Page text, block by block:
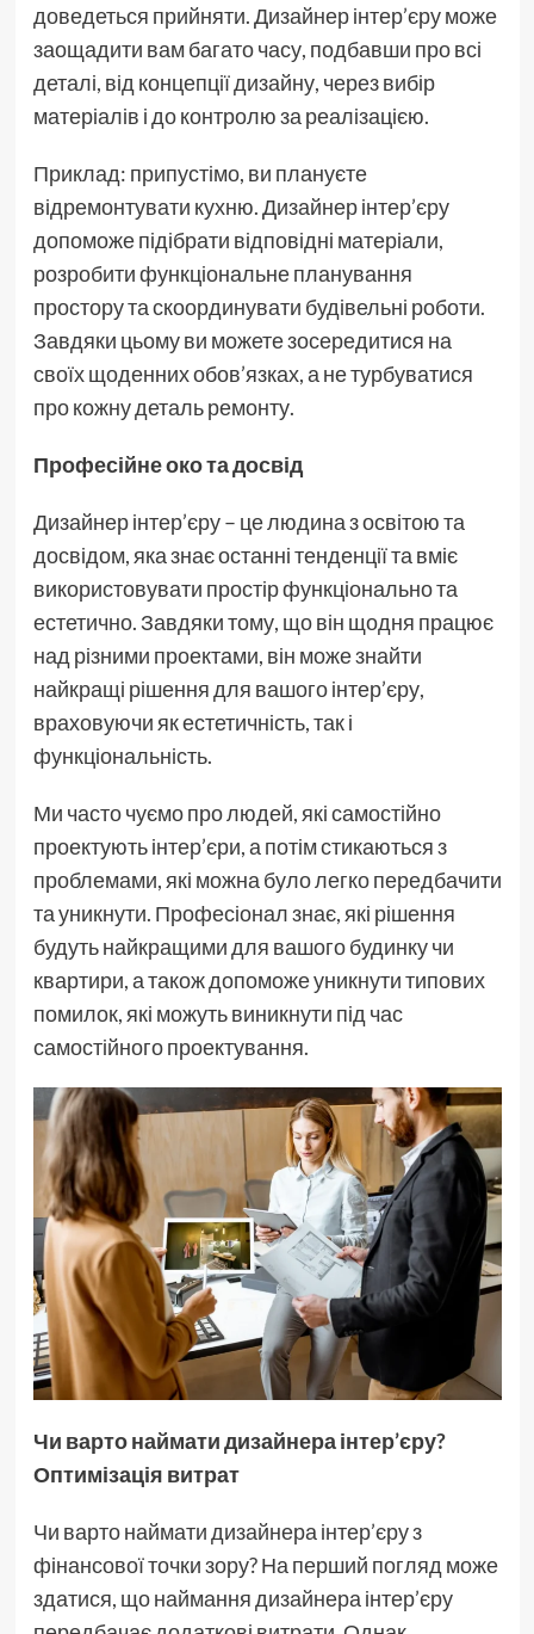
доведеться прийняти. Дизайнер інтер’єру може
заощадити вам багато часу, подбавши про всі
деталі, від концепції дизайну, через вибір
матеріалів і до контролю за реалізацією.
Приклад: припустімо, ви плануєте
відремонтувати кухню. Дизайнер інтер’єру
допоможе підібрати відповідні матеріали,
розробити функціональне планування
простору та скоординувати будівельні роботи.
Завдяки цьому ви можете зосередитися на
своїх щоденних обов’язках, а не турбуватися
про кожну деталь ремонту.
Професійне око та досвід
Дизайнер інтер’єру – це людина з освітою та
досвідом, яка знає останні тенденції та вміє
використовувати простір функціонально та
естетично. Завдяки тому, що він щодня працює
над різними проектами, він може знайти
найкращі рішення для вашого інтер’єру,
враховуючи як естетичність, так і
функціональність.
Ми часто чуємо про людей, які самостійно
проектують інтер’єри, а потім стикаються з
проблемами, які можна було легко передбачити
та уникнути. Професіонал знає, які рішення
будуть найкращими для вашого будинку чи
квартири, а також допоможе уникнути типових
помилок, які можуть виникнути під час
самостійного проектування.
Чи варто наймати дизайнера інтер’єру?
Оптимізація витрат
Чи варто наймати дизайнера інтер’єру з
фінансової точки зору? На перший погляд може
здатися, що наймання дизайнера інтер’єру